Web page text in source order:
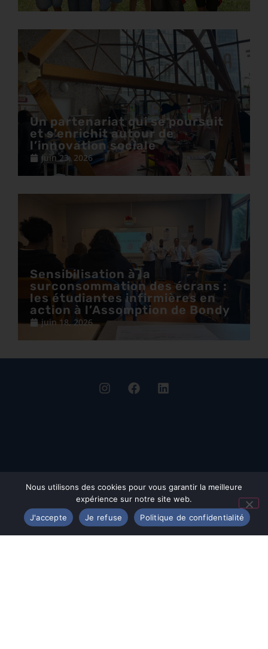
Un partenariat qui se poursuit
et s’enrichit autour de
l’innovation sociale
juin 23, 2026
Sensibilisation à la
surconsommation des écrans :
les étudiantes infirmières en
action à l’Assomption de Bondy
juin 18, 2026
Nous utilisons des cookies pour vous garantir la meilleure
expérience sur notre site web.
J'accepte
Je refuse Politique de confidentialité